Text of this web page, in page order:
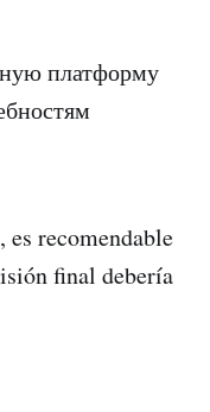
платформу
recomendable
final debería